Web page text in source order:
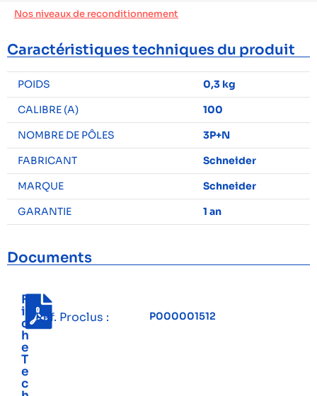
Nos niveaux de reconditionnement
Caractéristiques techniques du produit
POIDS
0,3 kg
CALIBRE (A)
100
NOMBRE DE PÔLES
3P+N
FABRICANT
Schneider
MARQUE
Schneider
GARANTIE
1 an
Documents
F
i
c
h
e
T
e
c
Réf. Proclus : P000001512